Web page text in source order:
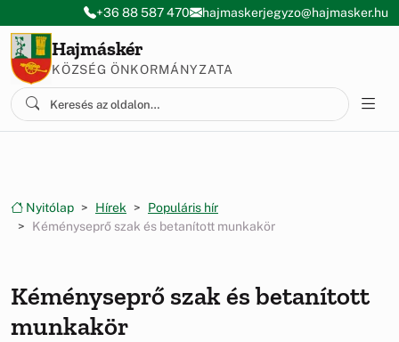
Ugrás a menüre
Ugrás a tartalomra
+36 88 587 470 hajmaskerjegyzo@hajmasker.hu
Hajmáskér
KÖZSÉG ÖNKORMÁNYZATA
Nyitólap Hírek
Populáris hír
Kéményseprő szak és betanított munkakör
Kéményseprő szak és betanított
munkakör